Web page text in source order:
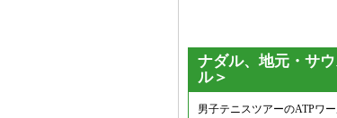
ナダル、地元・サ
ル＞
男子テニスツアーのATPワ